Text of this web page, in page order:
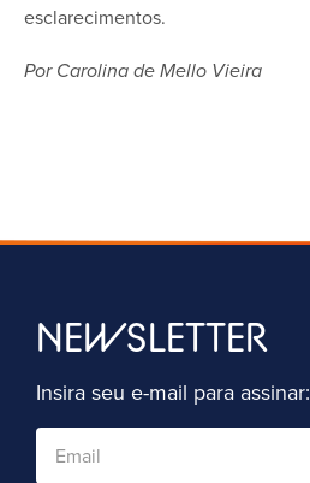
esclarecimentos.
Por Carolina de Mello Vieira
NEWSLETTER
Insira seu e-mail para assinar: